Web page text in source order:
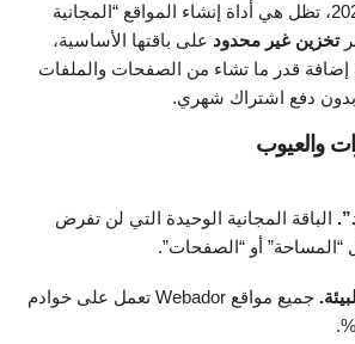
مثل Webador. في 2026، تظل هي أداة إنشاء المواقع “المجانية
تخزين غير محدود على باقتها الأساسية،
إضافة قدر ما تشاء من الصفحات والملفات
بدون دفع اشتراك شهري.
الباقة المجانية الوحيدة التي لن تفرض
أو “الصفحات”.
جميع مواقع Webador تعمل على خوادم